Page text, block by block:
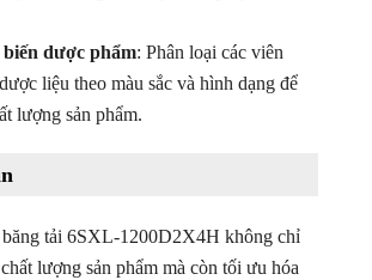
biến dược phẩm: Phân loại các viên
liệu theo màu sắc và hình dạng để
lượng sản phẩm.
băng tải 6SXL-1200D2X4H không chỉ
lượng sản phẩm mà còn tối ưu hóa